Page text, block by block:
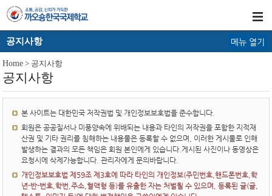
공지사항 메뉴 열기
Home > 공지사항
공지사항
본 사이트는 대한민국 저작권법 및 개인정보보호법을 준수합니다.
회원은 공공질서나 미풍양속에 위배되는 내용과 타인의 저작권을 포함한 지적재
산권 및 기타 권리를 침해하는 내용물은 등록할 수 없으며, 이러한 게시물로 인해
발생하는 결과의 모든 책임은 회원 본인에게 있습니다.게시된 사진이나 동영상은
요청시에 삭제가능합니다. 관리자에게 문의바랍니다.
개인정보보호법 제59조 제3호에 따라 타인의 개인정보(주민번호,핸드폰번호,학
년-반-번호,학번,주소,혈액형 등)를 유출한 자는 처벌될 수 있으며, 등록된 글(글,